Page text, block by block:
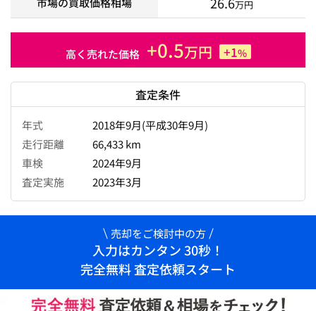
万円
高く売れた価格 +0.5万円 +1%
査定条件
年式
2018年9月(平成30年9月)
走行距離
66,433 km
車検
2024年9月
査定実施
2023年3月
売却をご検討中の方
入力はカンタン 30秒！
完全無料 査定依頼スタート